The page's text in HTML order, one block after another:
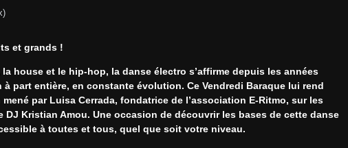
)
et grands !
house et le hip-hop, la danse électro s’affirme depuis les années
à part entière, en constante évolution. Ce Vendredi Baraque lui rend
par Luisa Cerrada, fondatrice de l’association E-Ritmo, sur les
Kristian Amou. Une occasion de découvrir les bases de cette danse
à toutes et tous, quel que soit votre niveau.